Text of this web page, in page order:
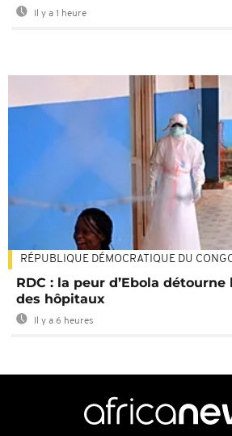
Il y a 1 heure
RÉPUBLIQUE DÉMOCRATIQUE DU
RDC : la peur d’Ebola
des hôpitaux
Il y a 6 heures